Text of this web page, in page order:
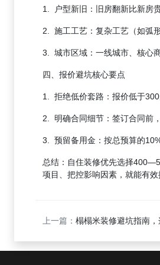
1. 户型新旧：旧房翻新比新房
2. 施工工艺：复杂工艺（如弧
3. 城市区域：一线城市、核心
四、报价避坑核心要点
1. 拒绝低价套路：报价低于
2. 明确合同细节：签订合同前
3. 预留备用金：按总预算的
总结：自住装修优先选择
项目、把控影响因素，就能有
上一篇： 榻榻米装修避坑指南